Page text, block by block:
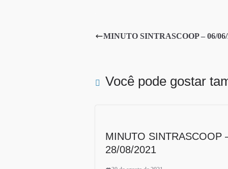
ok r
MINUTO SINTRASCOOP – 06/06/
Você pode gostar
MINUTO SINTRASCOOP
28/08/2021